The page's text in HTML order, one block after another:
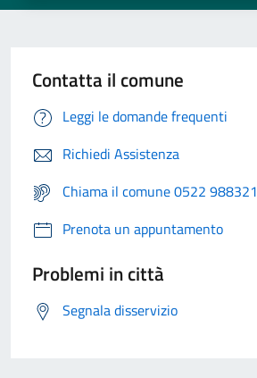
Contatta il comune
Leggi le domande frequenti
Richiedi Assistenza
Chiama il comune 0522 988321
Prenota un appuntamento
Problemi in città
Segnala disservizio